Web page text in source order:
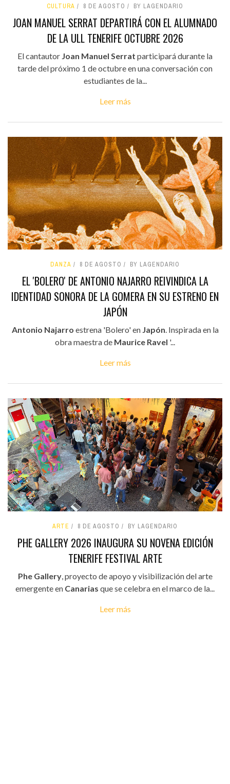
CULTURA 8 DE AGOSTO BY LAGENDARIO
JOAN MANUEL SERRAT DEPARTIRÁ CON EL ALUMNADO
DE LA ULL TENERIFE OCTUBRE 2026
El cantautor Joan Manuel Serrat participará durante la
tarde del próximo 1 de octubre en una conversación con
estudiantes de la...
Leer más
DANZA 8 DE AGOSTO BY LAGENDARIO
EL 'BOLERO' DE ANTONIO NAJARRO REIVINDICA LA
IDENTIDAD SONORA DE LA GOMERA EN SU ESTRENO EN
JAPÓN
Antonio Najarro estrena 'Bolero' en Japón. Inspirada en la
obra maestra de Maurice Ravel '...
Leer más
ARTE 8 DE AGOSTO BY LAGENDARIO
PHE GALLERY 2026 INAUGURA SU NOVENA EDICIÓN
TENERIFE FESTIVAL ARTE
Phe Gallery, proyecto de apoyo y visibilización del arte
emergente en Canarias que se celebra en el marco de la...
Leer más